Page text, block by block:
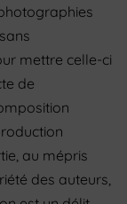
mettre celle-ci
de
au mépris
des auteurs,